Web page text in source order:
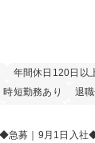
年間休日120日以
時短勤務あり 退